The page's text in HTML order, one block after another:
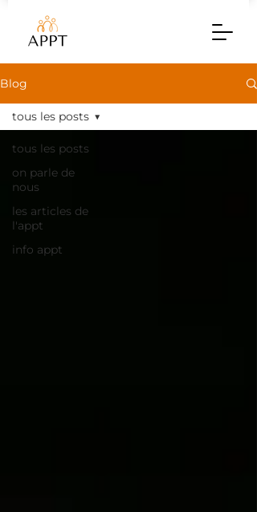
Blog
tous les posts
on parle de
nous
les articles de
l'appt
info appt
tous les posts